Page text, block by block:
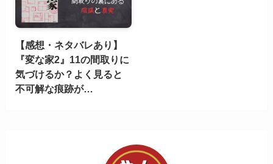
【感想・ネタバレあり】
『変な家2』11の間取りに
気づけるか？よく見ると
不可解な痕跡が…